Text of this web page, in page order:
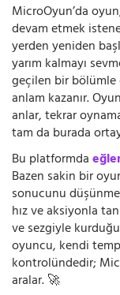
MicroOyun’da
devam etmek
yerden yeniden
yarım kalmayı
geçilen bir bölümle
anlam kazanır.
anlar, tekrar
tam da burada
Bu platformda
Bazen sakin bir
sonucunu
hız ve aksiyonla
ve sezgiyle
oyuncu, kendi
kontrolündedir;
aralar. 🚀